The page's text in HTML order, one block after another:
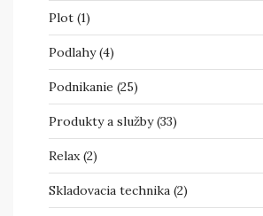
Plot (1)
Podlahy(4)
Podnikanie (25)
Produkty a služby(33)
Relax(2)
Skladovacia technika (2)